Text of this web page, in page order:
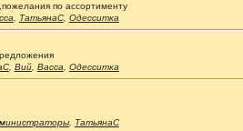
по ассортименту
ТатьянаС, Одесситка
, Вий, Васса Одесситка
, ТатьянаС